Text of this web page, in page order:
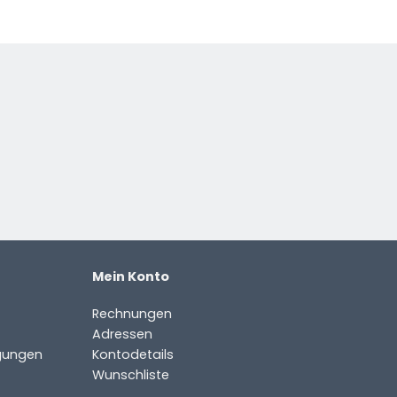
Mein Konto
Rechnungen
Adressen
Kontodetails
Wunschliste